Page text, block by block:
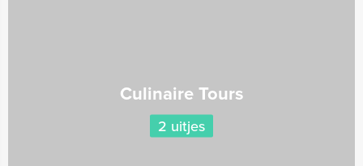
Culinaire Tours
2 uitjes